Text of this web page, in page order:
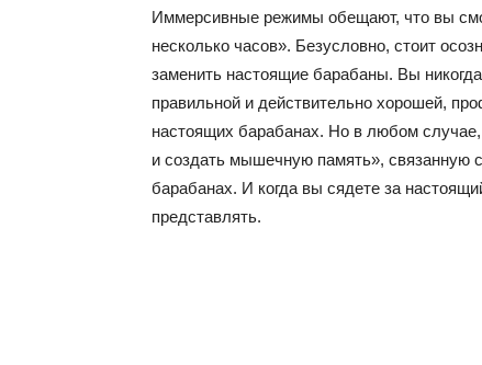
Иммерсивные режимы обещают, что вы
несколько часов». Безусловно, стоит
заменить настоящие барабаны. Вы
правильной и действительно хорошей,
настоящих барабанах. Но в любом
и создать мышечную память», связанную
барабанах. И когда вы сядете за
представлять.